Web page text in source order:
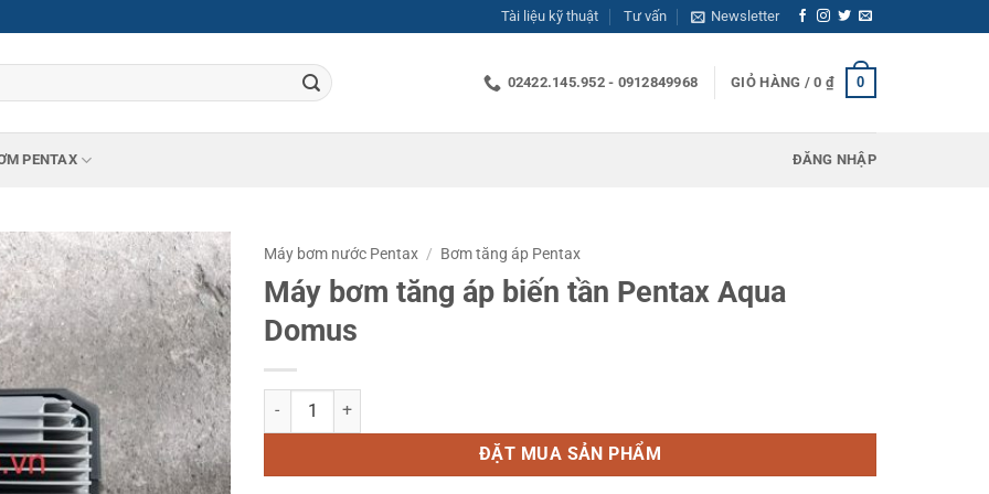
Tài liệu kỹ thuật Tư vấn Newsletter
02422.145.952 - 0912849968 GIỎ HÀNG /0 ₫ 0
PENTAX ĐĂNG NHẬP
Máy bơm nước Pentax / Bơm tăng áp Pentax
Máy bơm tăng áp biến tần Pentax Aqua
Domus
Máy bơm tăng áp biến tần Pentax Aqua Domus số lượng
ĐẶT MUA SẢN PHẨM